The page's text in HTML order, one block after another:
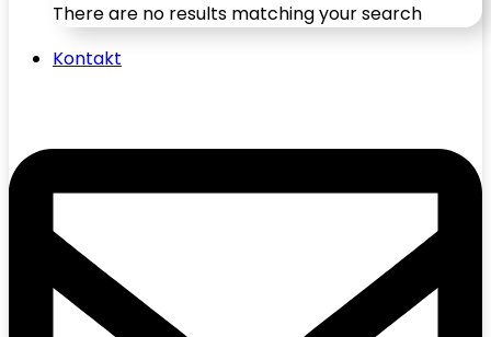
There are no results matching your search
Kontakt